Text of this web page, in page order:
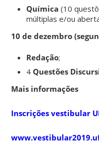
Química (10
múltiplas e/ou
10 de dezembro
Redação;
4 Questões
Mais informações
Inscrições vestibular